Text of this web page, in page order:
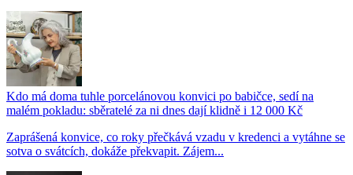
Kdo má doma tuhle porcelánovou konvici po babičce, sedí na
malém pokladu: sběratelé za ni dnes dají klidně i 12 000 Kč
Zaprášená konvice, co roky přečkává vzadu v kredenci a vytáhne se
sotva o svátcích, dokáže překvapit. Zájem...